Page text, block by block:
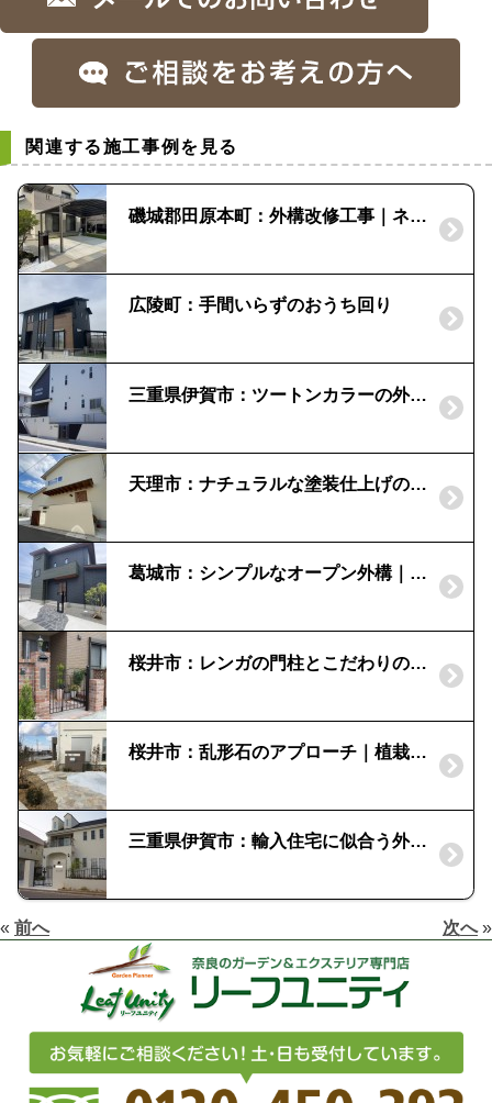
関連する施工事例を見る
磯城郡田原本町：外構改修工事｜ネスカR｜機能門柱ウィルモダン
広陵町：手間いらずのおうち回り
三重県伊賀市：ツートンカラーの外構｜モダンなデザイン住宅
天理市：ナチュラルな塗装仕上げの門柱｜枕木材でアクセント
葛城市：シンプルなオープン外構｜ネスカR
桜井市：レンガの門柱とこだわりの門扉｜YKK「トラディシオン」
桜井市：乱形石のアプローチ｜植栽で目かくし
三重県伊賀市：輸入住宅に似合う外構|アルミ鋳物の門扉・フェンス
« 前へ 次へ»